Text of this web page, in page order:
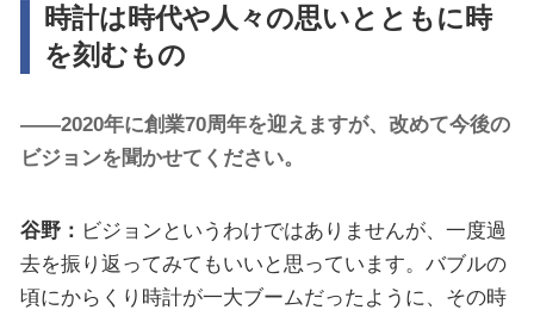
時計は時代や人々の思いとともに時
を刻むもの
――2020年に創業70周年を迎えますが、改めて今後の
ビジョンを聞かせてください。
谷野： ビジョンというわけではありませんが、一度過
去を振り返ってみてもいいと思っています。バブルの
頃にからくり時計が一大ブームだったように、その時